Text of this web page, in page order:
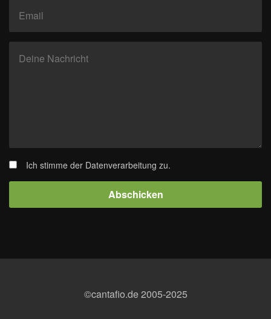
Ich stimme der Datenverarbeitung zu.
Abschicken
©cantafio.de 2005-2025